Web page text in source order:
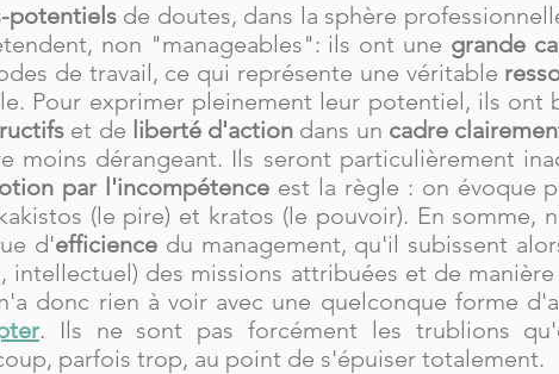
potentiels de doutes, dans la sphère
non "manageables": ils ont une grande
de travail, ce qui représente une véritable
Pour exprimer pleinement leur potentiel, ils ont
et de liberté d'action dans un cadre
moins dérangeant. Ils seront particulièrement
par l'incompétenceest la règle : on évoque
(le pire) et kratos (le pouvoir). En somme,
d'efficiencedu management, qu'il subissent
intellectuel) des missions attribuées et de
donc rien à voir avec une quelconque forme
. Ils ne sont pas forcément les trublions
parfois trop, au point de s'épuiser totalement.